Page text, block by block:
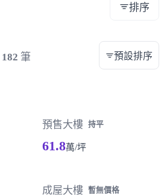
排序
182 筆 預設排序
預售大樓 持平
61.8萬/坪
成屋大樓 暫無價格